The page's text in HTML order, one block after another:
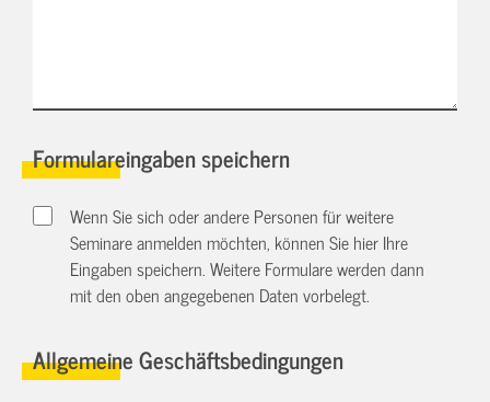
Formulareingaben speichern
Wenn Sie sich oder andere Personen für weitere
Seminare anmelden möchten, können Sie hier Ihre
Eingaben speichern. Weitere Formulare werden dann
mit den oben angegebenen Daten vorbelegt.
Allgemeine Geschäftsbedingungen